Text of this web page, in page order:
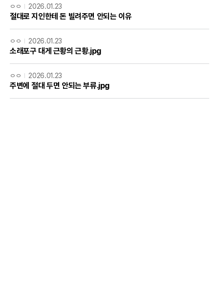
ㅇㅇ 2026.01.23
절대로 지인한테 돈 빌려주면 안되는 이유
ㅇㅇ 2026.01.23
소래포구 대게 근황의 근황.jpg
ㅇㅇ 2026.01.23
주변에 절대 두면 안되는 부류.jpg